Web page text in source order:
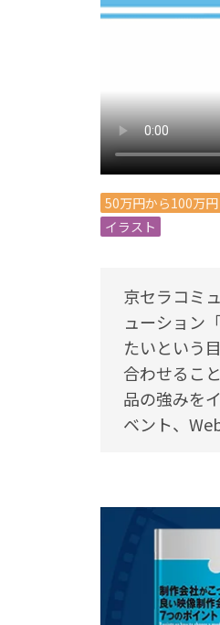
50万円から100万円
イラスト
京セラコミ
ューション
たいという
合わせるこ
品の強みを
ベント、